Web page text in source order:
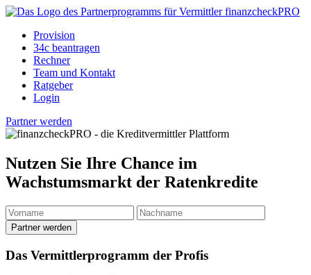
Provision
34c beantragen
Rechner
Team und Kontakt
Ratgeber
Login
Partner werden
Nutzen Sie Ihre Chance im
Wachstumsmarkt der Ratenkredite
Partner werden
Das Vermittlerprogramm der Profis